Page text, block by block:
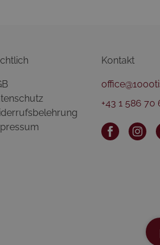
Kontakt
+43 1 586 70